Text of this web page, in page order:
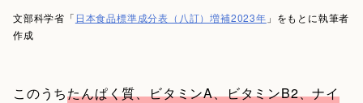
文部科学省「 日本食品標準成分表（八訂）増補2023年 」をもとに執筆者
作成
このうちたんぱく質、ビタミンA、ビタミンB2、ナイ